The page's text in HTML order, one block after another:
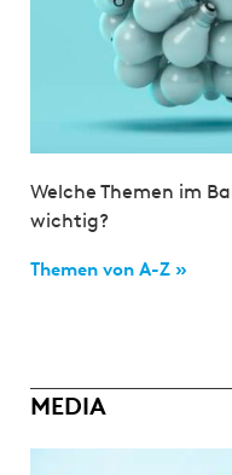
Welche Themen im
wichtig?
Themen von A-Z »
MEDIA